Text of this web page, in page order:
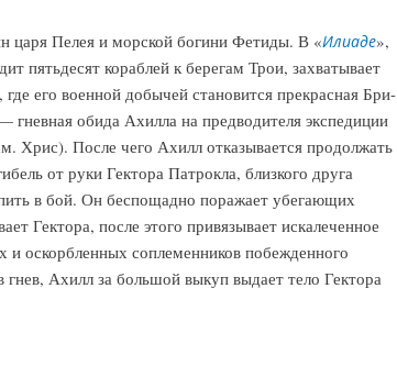
Пелея и морской богини Фетиды. В «Илиаде»,
пятьдесят кораблей к берегам Трои, захватывает
его военной добычей становится прекрасная Бри-
обида Ахилла на предводителя экспедиции
Хрис). После чего Ахилл отказывается продолжать
от руки Гектора Патрокла, близкого друга
в бой. Он беспощадно поражает убегающих
Гектора, после этого привязывает искалеченное
и оскорбленных соплеменников побежденного
гнев, Ахилл за большой выкуп выдает тело Гектора